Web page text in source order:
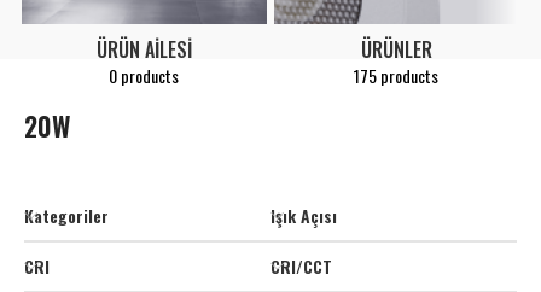
ÜRÜN AILESI
0 products
ÜRÜNLER
175 products
20W
Kategoriler
Işık Açısı
CRI
CRI/CCT